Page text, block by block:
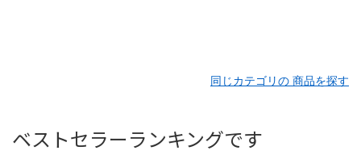
同じカテゴリの 商品を探す
ベストセラーランキングです